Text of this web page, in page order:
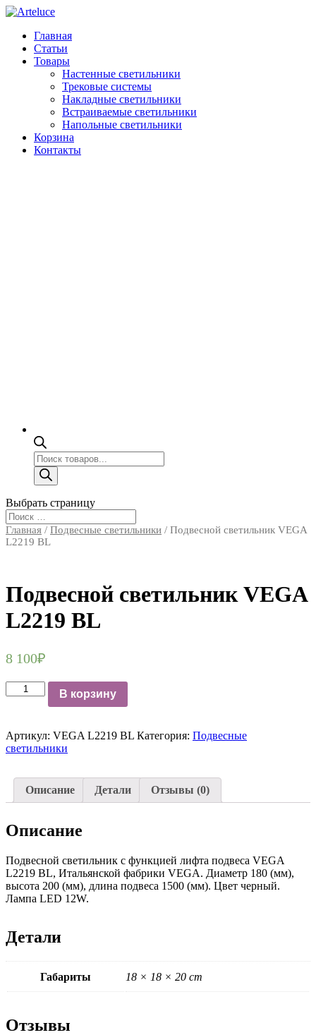
Главная
Статьи
Товары
Настенные светильники
Трековые системы
Накладные светильники
Встраиваемые светильники
Напольные светильники
Корзина
Контакты
Поиск
товаров
Выбрать страницу
Главная / Подвесные светильники / Подвесной светильник VEGA
L2219 BL
Подвесной светильник VEGA
L2219 BL
8 100₽
Количество
Подвесной
L2219
BL
В корзину
Артикул: VEGA L2219 BL Категория: Подвесные
светильники
Описание Детали Отзывы (0)
Описание
Подвесной светильник c функцией лифта подвеса VEGA
L2219 BL, Итальянской фабрики VEGA. Диаметр 180 (мм),
высота 200 (мм), длина подвеса 1500 (мм). Цвет черный.
Лампа LED 12W.
Детали
Габариты 18 × 18 × 20 cm
Отзывы